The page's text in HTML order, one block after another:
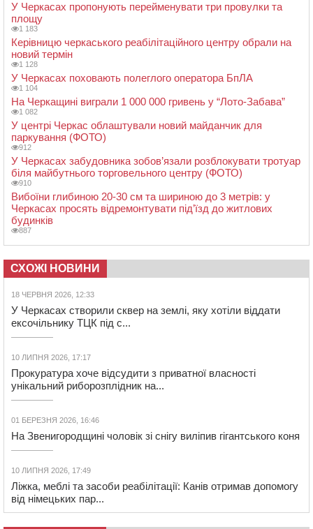
У Черкасах пропонують перейменувати три провулки та
площу
1 183
Керівницю черкаського реабілітаційного центру обрали на
новий термін
1 128
У Черкасах поховають полеглого оператора БпЛА
1 104
На Черкащині виграли 1 000 000 гривень у “Лото-Забава”
1 082
У центрі Черкас облаштували новий майданчик для
паркування (ФОТО)
912
У Черкасах забудовника зобов’язали розблокувати тротуар
біля майбутнього торговельного центру (ФОТО)
910
Вибоїни глибиною 20-30 см та шириною до 3 метрів: у
Черкасах просять відремонтувати під’їзд до житлових
будинків
887
СХОЖІ НОВИНИ
18 ЧЕРВНЯ 2026, 12:33
У Черкасах створили сквер на землі, яку хотіли віддати
ексочільнику ТЦК під с...
10 ЛИПНЯ 2026, 17:17
Прокуратура хоче відсудити з приватної власності
унікальний риборозплідник на...
01 БЕРЕЗНЯ 2026, 16:46
На Звенигородщині чоловік зі снігу виліпив гігантського коня
10 ЛИПНЯ 2026, 17:49
Ліжка, меблі та засоби реабілітації: Канів отримав допомогу
від німецьких пар...